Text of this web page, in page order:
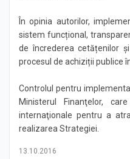
În opinia autorilor,
sistem funcțional,
de încrederea cetățenilor
procesul de achiziții publice
Controlul pentru
Ministerul Finanţelor,
internaţionale pentru a
realizarea Strategiei.
13.10.2016